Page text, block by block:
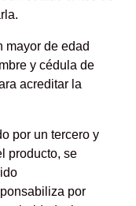
mayor de edad
y cédula de
acreditar la
por un tercero y
producto, se
por